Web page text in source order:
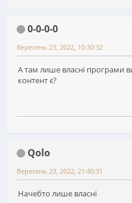
0-0-0-0
Вересень 23, 2022, 10:30:32
А там лише власні програми
контент є?
Qolo
Вересень 23, 2022, 21:40:31
Начебто лише власні